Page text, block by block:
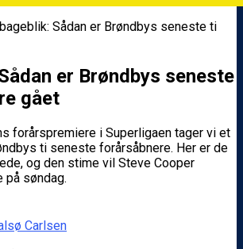
Sådan er Brøndbys seneste ti
er Brøndbys seneste
gået
forårspremiere i Superligaen tager vi et
ti seneste forårsåbnere. Her er de
og den stime vil Steve Cooper
på søndag.
Carlsen